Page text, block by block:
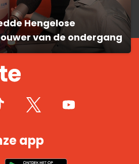
Hengelose
van de ondergang
app